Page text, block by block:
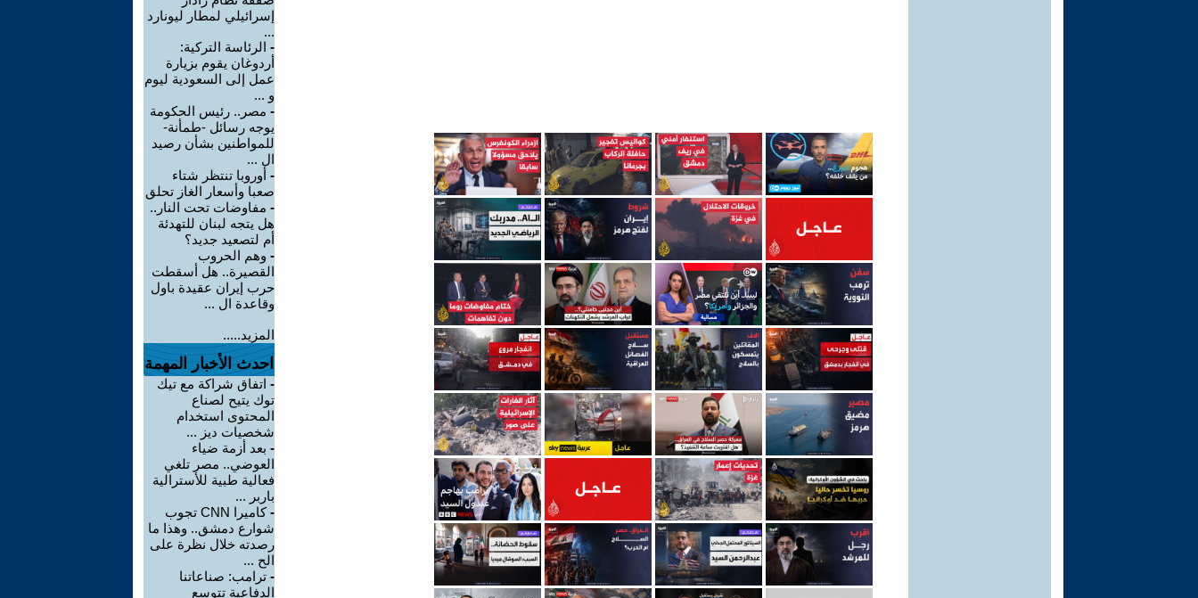
إسرائيلي لمطار ليونارد
...
- الرئاسة التركية:
أردوغان يقوم بزيارة
عمل إلى السعودية ليوم
و ...
- مصر.. رئيس الحكومة
يوجه رسائل -طمأنة-
للمواطنين بشأن رصيد
ال ...
- أوروبا تنتظر شتاء
صعبا وأسعار الغاز تحلق
- مفاوضات تحت النار..
هل يتجه لبنان للتهدئة
أم لتصعيد جديد؟
- وهم الحروب
القصيرة.. هل أسقطت
حرب إيران عقيدة باول
وقاعدة ال ...
المزيد.....
احدث الأخبار المهمة
- اتفاق شراكة مع تيك
توك يتيح لصناع
المحتوى استخدام
شخصيات ديز ...
- بعد أزمة ضياء
العوضي.. مصر تلغي
فعالية طبية للأسترالية
باربر ...
-
كاميرا CNN تجوب
شوارع دمشق.. وهذا ما
رصدته خلال نظرة على
الح ...
- ترامب: صناعاتنا
الدفاعية تتوسع